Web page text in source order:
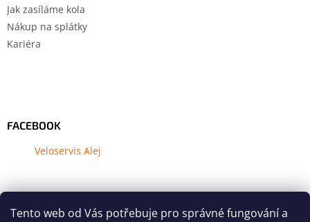
Tento web od Vás potřebuje pro správné fungování a
Jak zasíláme kola
Nákup na splátky
Kariéra
FACEBOOK
Veloservis Alej